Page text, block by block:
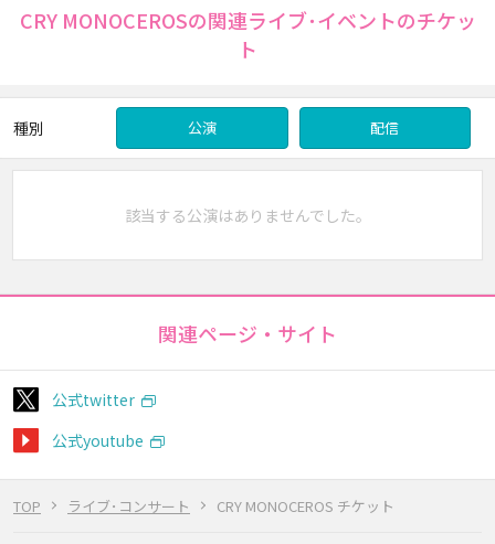
TOP ライブ･コンサート CRY MONOCEROS チケット
CRY MONOCEROSの関連ライブ･イベントのチケッ
ト
種別 公演 配信
該当する公演はありませんでした。
関連ページ・サイト
公式twitter
公式youtube